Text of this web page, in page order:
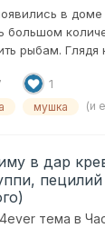
в
большом
рыбам. Глядя
1
мушка (и
в дар
4ever тема в